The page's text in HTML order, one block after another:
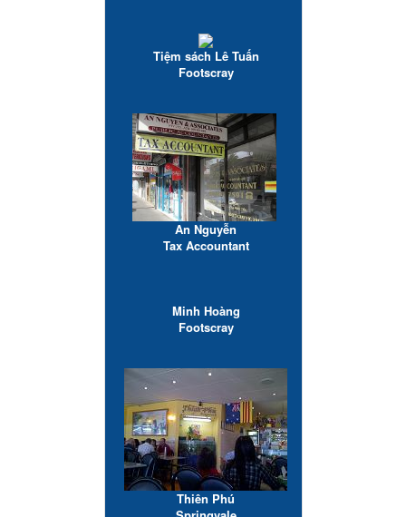
Tiệm sách Lê Tuấn
Footscray
An Nguyễn
Tax Accountant
Minh Hoàng
Footscray
Thiên Phú